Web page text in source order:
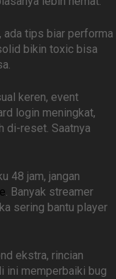
ada tips biar performa
bikin toxic bisa
keren, event
login meningkat,
di-reset. Saatnya
48 jam, jangan
. Banyak streamer
sering bantu player
ekstra, rincian
ini memperbaiki bug